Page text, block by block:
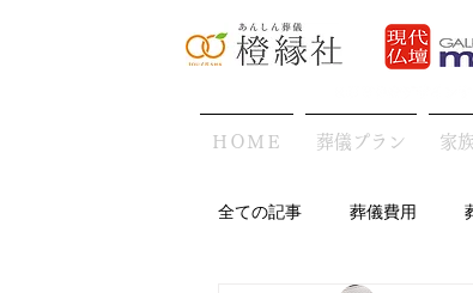
ＨＯＭＥ 葬儀プラン 家
全ての記事 葬儀費用